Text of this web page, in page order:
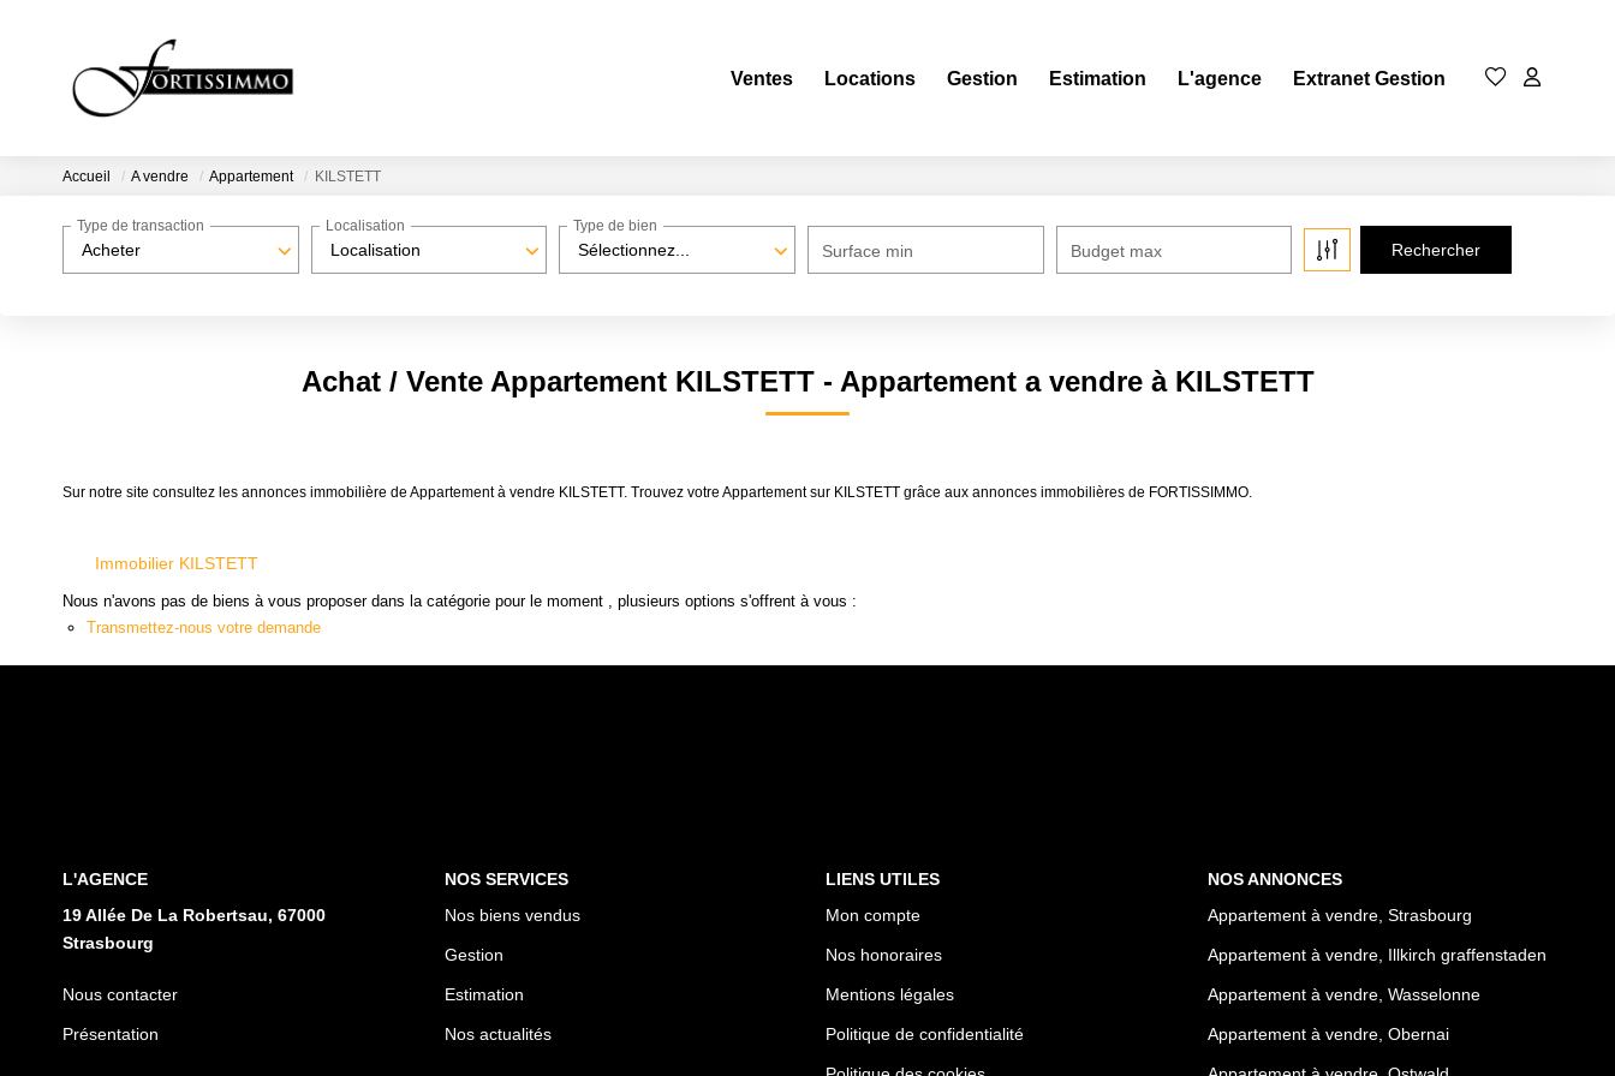
Ventes Locations Gestion Estimation L'agence Extranet Gestion
Accueil A vendre Appartement KILSTETT
Acheter
Type de transaction
Localisation
Localisation
Sélectionnez...
Type de bien
Surface min Budget max
Achat / Vente Appartement KILSTETT - Appartement a vendre à KILSTETT
Sur notre site consultez les annonces immobilière de Appartement à vendre KILSTETT. Trouvez votre Appartement sur KILSTETT grâce aux annonces immobilières de FORTISSIMMO.
Immobilier KILSTETT
Nous n'avons pas de biens à vous proposer dans la catégorie pour le moment , plusieurs options s'offrent à vous :
Transmettez-nous votre demande
L'AGENCE
19 Allée De La Robertsau, 67000
Strasbourg
Nous contacter
Présentation
NOS SERVICES
Nos biens vendus
Gestion
Estimation
Nos actualités
LIENS UTILES
Mon compte
Nos honoraires
Mentions légales
Politique de confidentialité
NOS ANNONCES
Appartement à vendre, Strasbourg
Appartement à vendre, Illkirch graffenstaden
Appartement à vendre, Wasselonne
Appartement à vendre, Obernai